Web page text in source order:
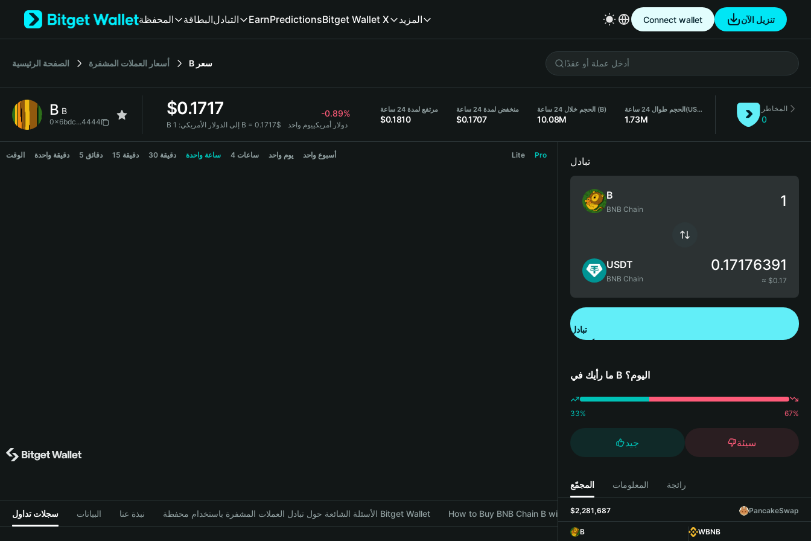
Tiếng Việt
Español (Latinoamérica)
Français
Deutsch
繁體中文
المحفظة البطاقةالتبادل EarnPredictionsBitget Wallet X المزيد Connect wallet تنزيل الآن
الصفحة الرئيسية أسعار العملات المشفرة B سعر
B B
0x6bdc...4444
$0.1717 -0.89%
B إلى الدولار الأمريكي: 1 B = 0.1717$ دولار أمريكييوم واحد
مرتفع لمدة 24 ساعة
$0.1810
منخفض لمدة 24 ساعة
$0.1707
الحجم خلال 24 ساعة (B)
10.08M
الحجم طوال 24 ساعة(USDT)
1.73M
المخاطر
0
B Price Chart
الوقت دقيقة واحدة 5 دقائق 15 دقيقة 30 دقيقة ساعة واحدة 4 ساعات يوم واحد أسبوع واحد Lite Pro
سجلات تداول البيانات نبذة عنا الأسئلة الشائعة حول تبادل العملات المشفرة باستخدام محفظة Bitget Wallet How to Buy BNB Chain B with Bitget Wallet
تبادل
B
BNB Chain
USDT
BNB Chain
0.17176391
≈ $0.17
تبادل
ما رأيك في B اليوم؟
33% 67%
جيد سيئة
المجمّع المعلومات رائجة
$2,281,687 PancakeSwap
B
WBNB